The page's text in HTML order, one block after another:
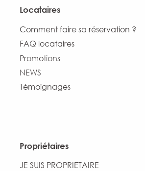
Locataires
Comment faire sa réservation ?
FAQ locataires
Promotions
NEWS
Témoignages
Propriétaires
JE SUIS PROPRIETAIRE